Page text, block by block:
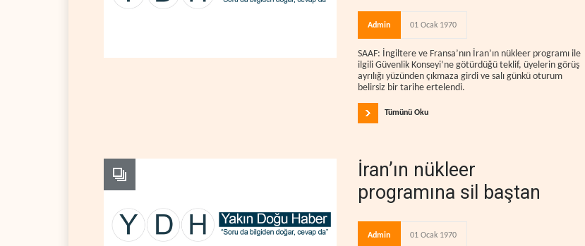
Admin 01 Ocak 1970
SAAF: İngiltere ve Fransa’nın İran’ın nükleer programı ile
ilgili Güvenlik Konseyi’ne götürdüğü teklif, üyelerin görüş
ayrılığı yüzünden çıkmaza girdi ve salı günkü oturum
belirsiz bir tarihe ertelendi.
Tümünü Oku
İran’ın nükleer
programına sil baştan
Admin 01 Ocak 1970